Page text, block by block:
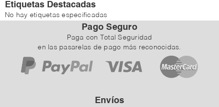
Etiquetas Destacadas
No hay etiquetas especificadas
Pago Seguro
Paga con Total Seguridad
en las pasarelas de pago más reconocidas.
Envíos